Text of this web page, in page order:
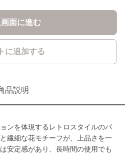
画面に進む
に追加する
品説明
ンを体現するレトロスタイルのパ
繊細な花モチーフが、上品さを一
安定感があり、長時間の使用でも